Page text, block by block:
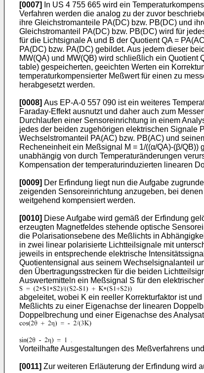
[0007]
In US 4 755 665 wird ein
Verfahren werden die analog zu der zuvor
ihre Gleichstromanteile PA(DC) bzw. PB(DC) und
Gleichstromanteil PA(DC) bzw. PB(DC) wird für
für die Lichtsignale A und B der Quotient QA =
PA(DC) bzw. PA(DC) gebildet. Aus jedem dieser
MW(QA) und MW(QB) wird schließlich ein Quotient
table) gespeicherten, geeichten Werten ein
temperaturkompensierter Meßwert für einen zu
herabgesetzt werden.
[0008] Aus EP-A-0 557 090 ist ein weiteres
Faraday-Effekt ausnutzt und daher auch zum
Durchlaufen einer Sensoreinrichtung in einem
jedes der beiden zugehörigen elektrischen Signale
Wechselstromanteil PA(AC) bzw. PB(AC) und
Recheneinheit ein Meßsignal M = 1/((α/QA)-(β/
unabhängig von durch Temperaturänderungen
Kompensation der temperaturinduzierten linearen
[0009] Der Erfindung liegt nun die Aufgabe
zeigenden Sensoreinrichtung anzugeben, bei
weitgehend kompensiert werden.
[0010] Diese Aufgabe wird gemäß der Erfindung
erzeugten Magnetfeldes stehende optische
die Polarisationsebene des Meßlichts in
in zwei linear polarisierte Lichtteilsignale mit
jeweils in entsprechende elektrische
Quotientensignal aus seinem Wechselsignalanteil
den Übertragungsstrecken für die beiden
Auswertemitteln ein Meßsignal S für den
abgeleitet, wobei K ein reeller Korrekturfaktor ist
Meßlichts zu einer Eigenachse der linearen
Doppelbrechung und einer Eigenachse des
Vorteilhafte Ausgestaltungen des Meßverfahrens
[0011] Zur weiteren Erläuterung der Erfindung wird